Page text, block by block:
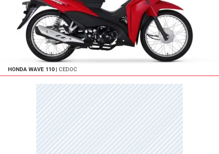
HONDA WAVE 110| CEDOC